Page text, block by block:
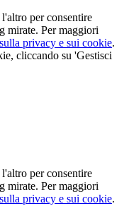
per consentire
mirate. Per maggiori
privacy e sui cookie.
cliccando su 'Gestisci
per consentire
mirate. Per maggiori
privacy e sui cookie.